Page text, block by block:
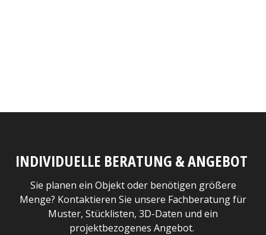
INDIVIDUELLE BERATUNG & ANGEBOT
Sie planen ein Objekt oder benötigen größere
Menge? Kontaktieren Sie unsere Fachberatung für
Muster, Stücklisten, 3D-Daten und ein
projektbezogenes Angebot.